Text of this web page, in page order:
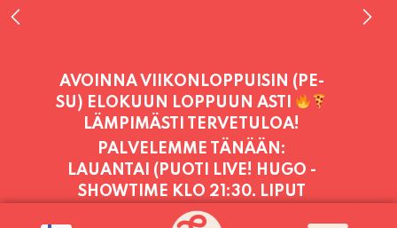
PALVELEMME TÄNÄÄN:
LAUANTAI (PUOTI LIVE! HUGO -
SHOWTIME KLO 21:30, LIPUT
PORTILTA 25€. RANNEKKEIDEN
VAIHTO KLO 20:30 ALKAEN.)11:00 -
23:30
PALVELEMME PÄIVITTÄIN (MA-SU